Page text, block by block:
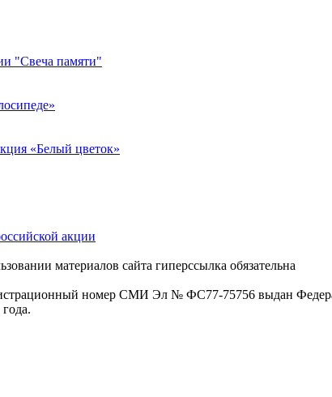
"Свеча памяти"
«Белый цветок»
акции
материалов сайта гиперссылка обязательна
номер СМИ Эл № ФС77-75756 выдан